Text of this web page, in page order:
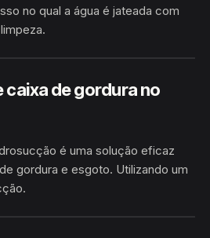
no qual a água é jateada com
DO PEDRO · CRISTÓPOLIS/BA
caixa de gordura no
é uma solução eficaz
gordura e esgoto. Utilizando um
DO PEDRO · CRISTÓPOLIS/BA